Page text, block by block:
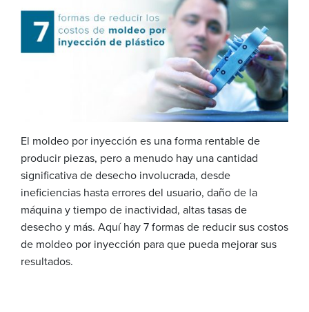
El moldeo por inyección es una forma rentable de
producir piezas, pero a menudo hay una cantidad
significativa de desecho involucrada, desde
ineficiencias hasta errores del usuario, daño de la
máquina y tiempo de inactividad, altas tasas de
desecho y más. Aquí hay 7 formas de reducir sus costos
de moldeo por inyección para que pueda mejorar sus
resultados.